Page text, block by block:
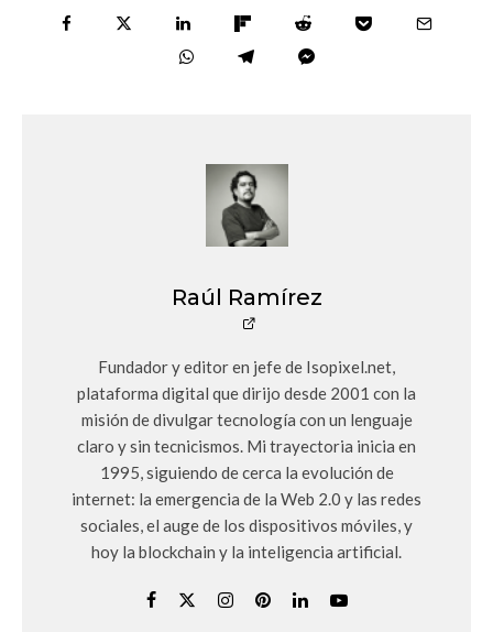
Raúl Ramírez
Fundador y editor en jefe de Isopixel.net,
plataforma digital que dirijo desde 2001 con la
misión de divulgar tecnología con un lenguaje
claro y sin tecnicismos. Mi trayectoria inicia en
1995, siguiendo de cerca la evolución de
internet: la emergencia de la Web 2.0 y las redes
sociales, el auge de los dispositivos móviles, y
hoy la blockchain y la inteligencia artificial.